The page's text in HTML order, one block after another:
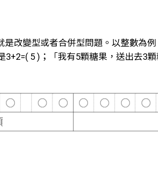
改變型或者合併型問題。以整數為
5 )；「我有5顆糖果，送出去3